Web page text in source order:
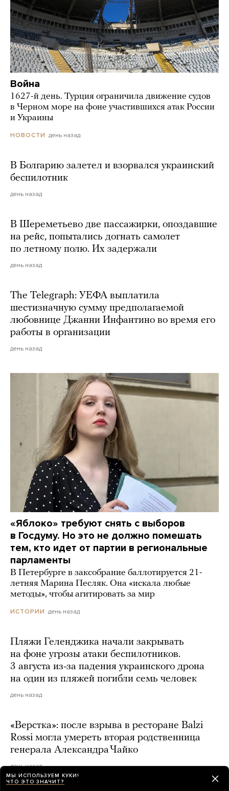
Война
1627-й день. Турция ограничила движение судов
в Черном море на фоне участившихся атак России
и Украины
НОВОСТИ день назад
В Болгарию залетел и взорвался украинский
беспилотник
день назад
В Шереметьево две пассажирки, опоздавшие
на рейс, попытались догнать самолет
по летному полю. Их задержали
день назад
The Telegraph: УЕФА выплатила
шестизначную сумму предполагаемой
любовнице Джанни Инфантино во время его
работы в организации
день назад
«Яблоко» требуют снять с выборов
в Госдуму. Но это не должно помешать
тем, кто идет от партии в региональные
парламенты
В Петербурге в заксобрание баллотируется 21-
летняя Марина Песляк. Она «искала любые
методы», чтобы агитировать за мир
ИСТОРИИ день назад
Пляжи Геленджика начали закрывать
на фоне угрозы атаки беспилотников.
3 августа из-за падения украинского дрона
на один из пляжей погибли семь человек
день назад
«Верстка»: после взрыва в ресторане Balzi
Rossi могла умереть вторая родственница
генерала Александра Чайко
день назад
МЫ ИСПОЛЬЗУЕМ КУКИ!
ЧТО ЭТО ЗНАЧИТ?